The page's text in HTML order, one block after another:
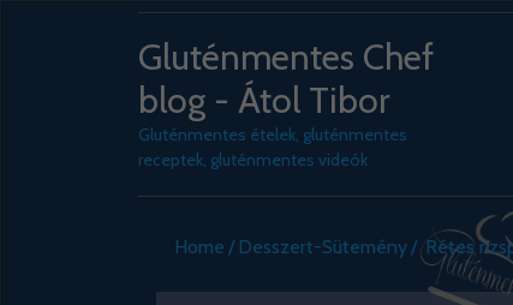
Gluténmentes Chef
blog - Átol Tibor
Gluténmentes ételek, gluténmentes
receptek, gluténmentes videók
Home Desszert-Sütemény Rétes